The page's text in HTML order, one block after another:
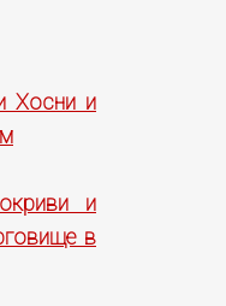
Хосни и
и
в